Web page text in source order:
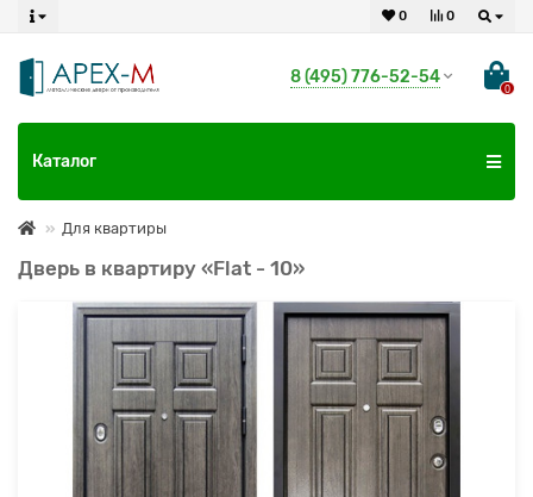
0
0
8 (495) 776-52-54
0
Каталог
Для квартиры
Дверь в квартиру «Flat - 10»